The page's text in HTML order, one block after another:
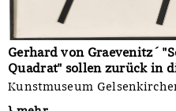
Gerhard von Graevenitz´
Quadrat" sollen zurück in
Kunstmuseum